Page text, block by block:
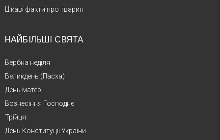
Цікаві факти про тварин
НАЙБІЛЬШІ СВЯТА
Вербна неділя
Великдень (Пасха)
День матері
Вознесіння Господнє
Трійця
День Конституції України